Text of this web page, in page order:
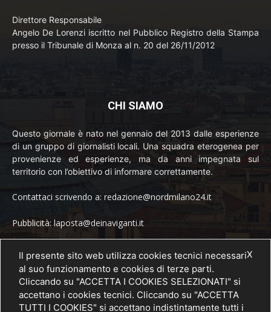
Direttore Responsabile
Angelo De Lorenzi iscritto nel Pubblico Registro della Stampa
presso il Tribunale di Monza al n. 20 del 26/11/2012
CHI SIAMO
Questo giornale è nato nel gennaio del 2013 dalle esperienze
di un gruppo di giornalisti locali. Una squadra eterogenea per
provenienze ed esperienze, ma da anni impegnata sul
territorio con l’obiettivo di informare correttamente.
Contattaci scrivendo a: redazione@nordmilano24.it
Pubblicità: laposta@deinaviganti.it
Tel. 389 1492573
SEGUICI
X
Il presente sito web utilizza cookies tecnici necessari
al suo funzionamento e cookies di terze parti.
Cliccando su "ACCETTA I COOKIES SELEZIONATI" si
accettano i cookies tecnici. Cliccando su "ACCETTA
TUTTI I COOKIES" si accettano indistintamente tutti i